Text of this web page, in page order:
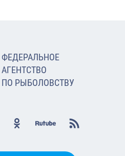
ФЕДЕРАЛЬНОЕ
АГЕНТСТВО
ПО РЫБОЛОВСТВУ